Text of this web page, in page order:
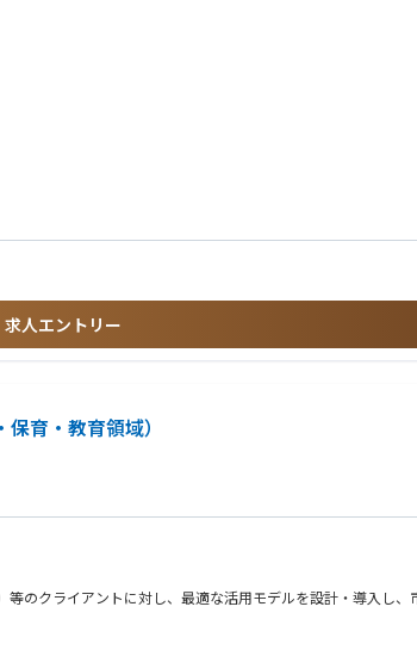
。これから環境をつくっていくフェーズですので、０→１で
ような提案なども期待します。また、アプリ開発環境やサン
および運用を担っていただきます。
提案
および運用を担っていただきます。
運用で走り出す部分など取捨選択しながら仕事を進められる方
方
方
求人エントリー
育・教育領域）
のクライアントに対し、最適な活用モデルを設計・導入し